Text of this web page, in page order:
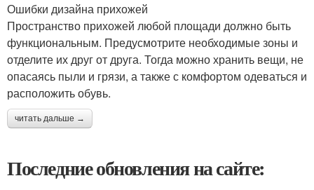
Ошибки дизайна прихожей
Пространство прихожей любой площади должно быть
функциональным. Предусмотрите необходимые зоны и
отделите их друг от друга. Тогда можно хранить вещи, не
опасаясь пыли и грязи, а также с комфортом одеваться и
расположить обувь.
читать дальше →
Последние обновления на сайте: